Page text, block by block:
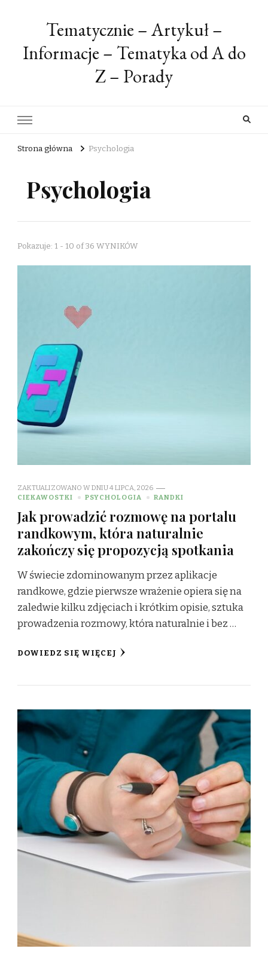
Tematycznie – Artykuł –
Informacje – Tematyka od A do
Z – Porady
Strona główna Psychologia
Psychologia
Pokazuje: 1 - 10 of 36 WYNIKÓW
ZAKTUALIZOWANO W DNIU4 LIPCA, 2026
CIEKAWOSTKI
PSYCHOLOGIA RANDKI
Jak prowadzić rozmowę na portalu
randkowym, która naturalnie
zakończy się propozycją spotkania
W świecie zdominowanym przez aplikacje
randkowe, gdzie pierwsze wrażenie opiera się na
zaledwie kilku zdjęciach i krótkim opisie, sztuka
prowadzenia rozmowy, która naturalnie i bez …
DOWIEDZ SIĘ WIĘCEJ